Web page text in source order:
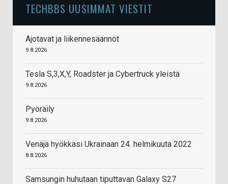
TECHBBS UUSIMMAT VIESTIT
Ajotavat ja liikennesäännöt
9.8.2026
Tesla S,3,X,Y, Roadster ja Cybertruck yleistä
9.8.2026
Pyöräily
9.8.2026
Venäjä hyökkäsi Ukrainaan 24. helmikuuta 2022
8.8.2026
Samsungin huhutaan tiputtavan Galaxy S27